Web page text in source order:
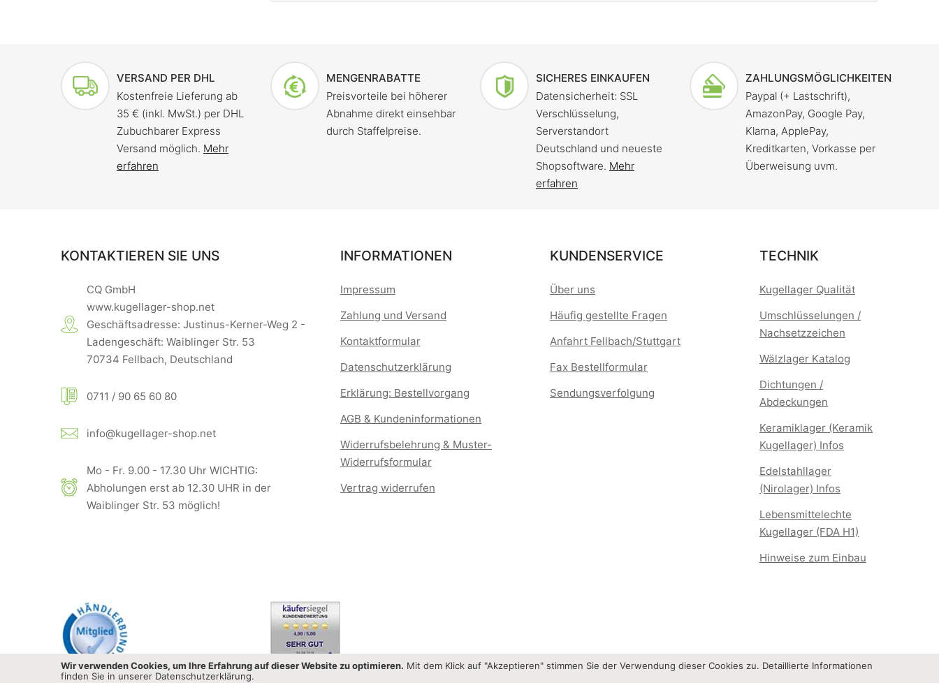
Wir verwenden Cookies, um Ihre Erfahrung auf dieser Website zu optimieren. Mit dem Klick auf "Akzeptieren" stimmen Sie der Verwendung dieser Cookies zu. Detaillierte Informationen
finden Sie in unserer Datenschutzerklärung.
VERSAND PER DHL
Kostenfreie Lieferung ab
35 € (inkl. MwSt.) per DHL
Zubuchbarer Express
Versand möglich. Mehr
erfahren
MENGENRABATTE
Preisvorteile bei höherer
Abnahme direkt einsehbar
durch Staffelpreise.
SICHERES EINKAUFEN
Datensicherheit: SSL
Verschlüsselung,
Serverstandort
Deutschland und neueste
Shopsoftware. Mehr
erfahren
ZAHLUNGSMÖGLICHKEITEN
Paypal (+ Lastschrift),
AmazonPay, Google Pay,
Klarna, ApplePay,
Kreditkarten, Vorkasse per
Überweisung uvm.
KONTAKTIEREN SIE UNS
CQ GmbH
www.kugellager-shop.net
Geschäftsadresse: Justinus-Kerner-Weg 2 -
Ladengeschäft: Waiblinger Str. 53
70734 Fellbach, Deutschland
0711 / 90 65 60 80
info@kugellager-shop.net
Mo - Fr. 9.00 - 17.30 Uhr WICHTIG:
Abholungen erst ab 12.30 UHR in der
Waiblinger Str. 53 möglich!
INFORMATIONEN
Impressum
Zahlung und Versand
Kontaktformular
Datenschutzerklärung
Erklärung: Bestellvorgang
AGB & Kundeninformationen
Widerrufsbelehrung & Muster-
Widerrufsformular
Vertrag widerrufen
KUNDENSERVICE
Über uns
Häufig gestellte Fragen
Anfahrt Fellbach/Stuttgart
Fax Bestellformular
Sendungsverfolgung
TECHNIK
Kugellager Qualität
Umschlüsselungen /
Nachsetzzeichen
Wälzlager Katalog
Dichtungen /
Abdeckungen
Keramiklager (Keramik
Kugellager) Infos
Edelstahllager
(Nirolager) Infos
Lebensmittelechte
Kugellager (FDA H1)
Hinweise zum Einbau